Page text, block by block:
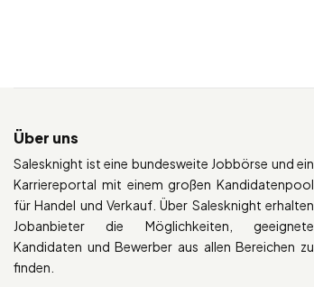
Über uns
Salesknight ist eine bundesweite Jobbörse und ein
Karriereportal mit einem großen Kandidatenpool
für Handel und Verkauf. Über Salesknight erhalten
Jobanbieter die Möglichkeiten, geeignete
Kandidaten und Bewerber aus allen Bereichen zu
finden.